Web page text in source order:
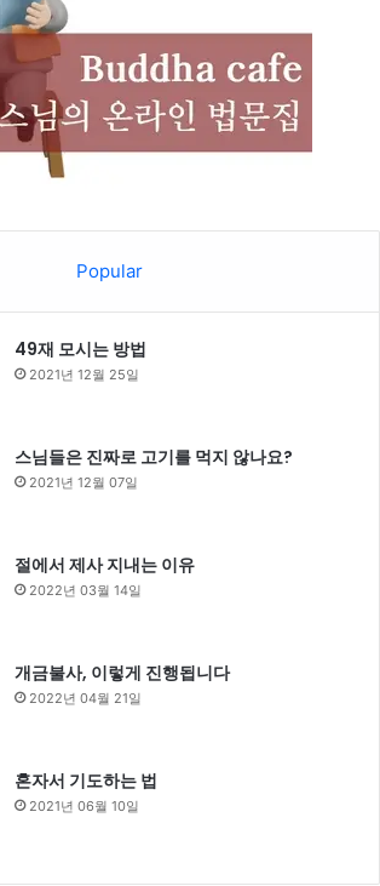
Popular
49재 모시는 방법
2021년 12월 25일
스님들은 진짜로 고기를 먹지 않나요?
2021년 12월 07일
절에서 제사 지내는 이유
2022년 03월 14일
개금불사, 이렇게 진행됩니다
2022년 04월 21일
혼자서 기도하는 법
2021년 06월 10일